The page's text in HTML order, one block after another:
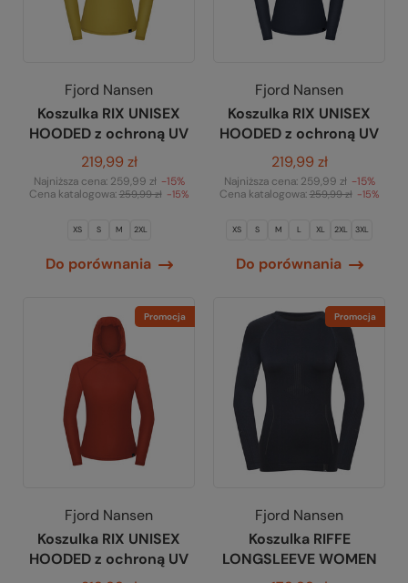
Fjord Nansen
Koszulka RIX UNISEX
HOODED z ochroną UV
219,99 zł
Najniższa cena: 259,99 zł -15%
Cena katalogowa:259,99 zł -15%
XS S M 2XL
Do porównania
Fjord Nansen
Koszulka RIX UNISEX
HOODED z ochroną UV
219,99 zł
Najniższa cena: 259,99 zł -15%
Cena katalogowa:259,99 zł -15%
XS S M L XL 2XL 3XL
Do porównania
Promocja
Fjord Nansen
Koszulka RIX UNISEX
HOODED z ochroną UV
Promocja
Fjord Nansen
Koszulka RIFFE
LONGSLEEVE WOMEN